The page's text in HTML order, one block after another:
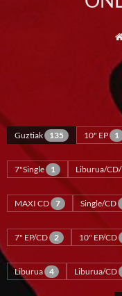
Guztiak 135 10" EP 1
7"Single 1 Liburua/
MAXI CD 7 Single/CD
7" EP/CD 2 10" EP/CD
Liburua 4 Liburua/CD